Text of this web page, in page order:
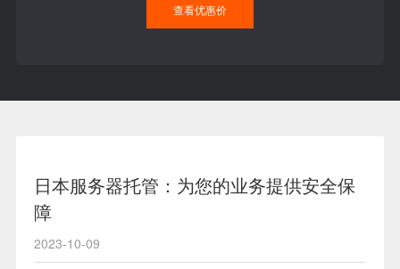
查看优惠价
日本服务器托管：为您的业务提供安全保
障
2023-10-09